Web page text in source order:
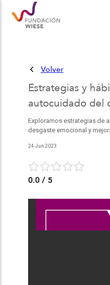
Volver
Estrategias y
autocuidado del
Exploramos estrategias de
desgaste emocional y
24 Jun 2023
0.0/ 5